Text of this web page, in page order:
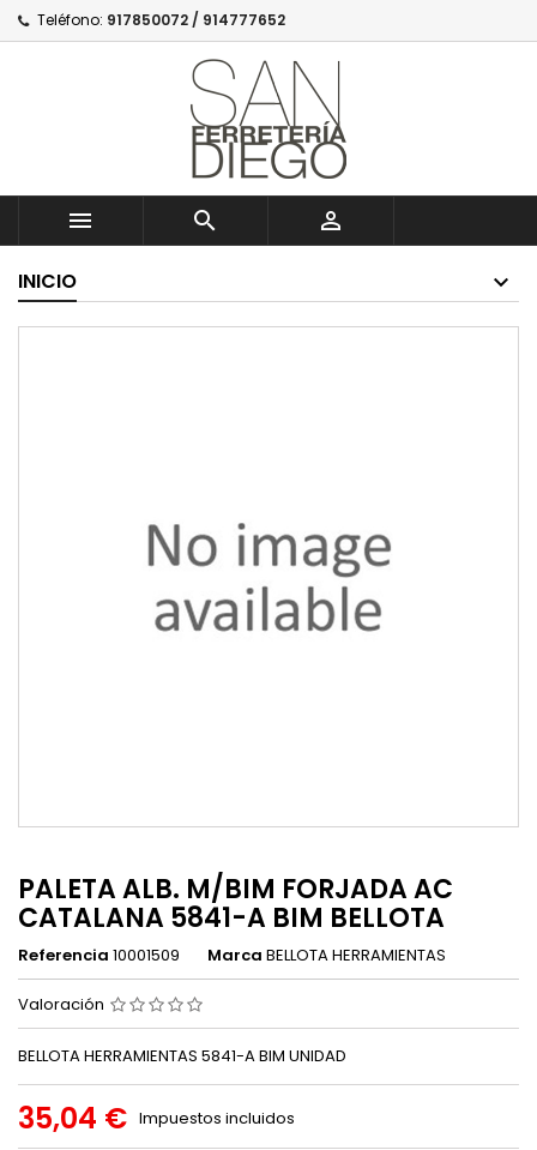
Teléfono: 917850072 / 914777652
  
INICIO
PALETA ALB. M/BIM FORJADA AC
CATALANA 5841-A BIM BELLOTA
Referencia 10001509 Marca BELLOTA HERRAMIENTAS
Valoración
BELLOTA HERRAMIENTAS 5841-A BIM UNIDAD
35,04 € Impuestos incluidos